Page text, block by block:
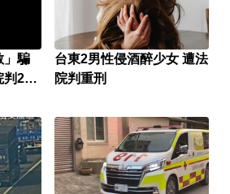
」騙
判2年
台東2男性侵酒醉少女 遭法
院判重刑